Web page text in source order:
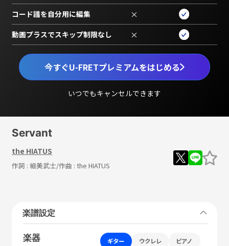
今すぐU-FRETプレミアムをはじめる
いつでもキャンセルできます
コード譜を自分用に編集 ×
動画プラスでスキップ制限なし ×
Servant
the HIATUS
作詞 : 細美武士/作曲 : the HIATUS
楽譜設定
楽器 ギター ウクレレ ピアノ